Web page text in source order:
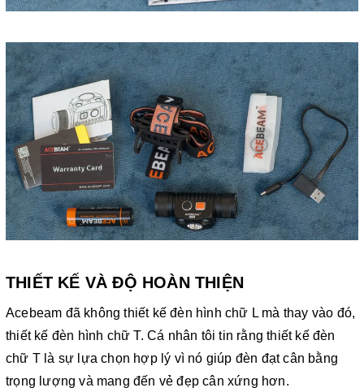
THIẾT KẾ VÀ ĐỘ HOÀN THIỆN
Acebeam đã không thiết kế đèn hình chữ L mà thay vào đó,
thiết kế đèn hình chữ T. Cá nhân tôi tin rằng thiết kế đèn
chữ T là sự lựa chọn hợp lý vì nó giúp đèn đạt cân bằng
trọng lượng và mang đến vẻ đẹp cân xứng hơn.